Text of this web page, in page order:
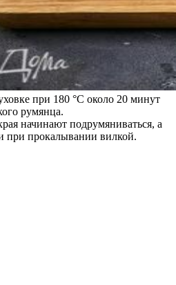
при 180 °C около 20 минут
румянца.
начинают подрумяниваться, а
при прокалывании вилкой.